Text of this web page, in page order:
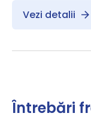
Vezi detalii
Întrebări